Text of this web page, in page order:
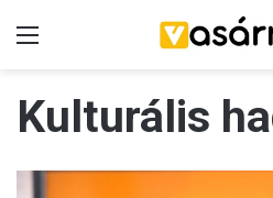
Kulturális